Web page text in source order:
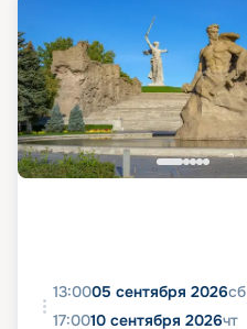
13:0005 сентября 2026сб
17:0010 сентября 2026чт